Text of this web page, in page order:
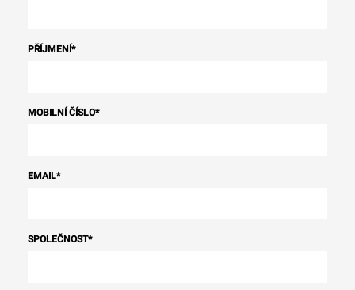
PŘÍJMENÍ *
MOBILNÍ ČÍSLO*
EMAIL*
SPOLEČNOST*